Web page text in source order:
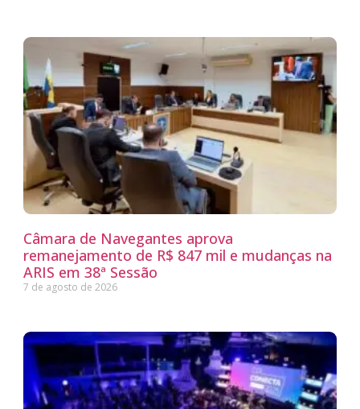
Câmara de Navegantes aprova
remanejamento de R$ 847 mil e mudanças na
ARIS em 38ª Sessão
7 de agosto de 2026